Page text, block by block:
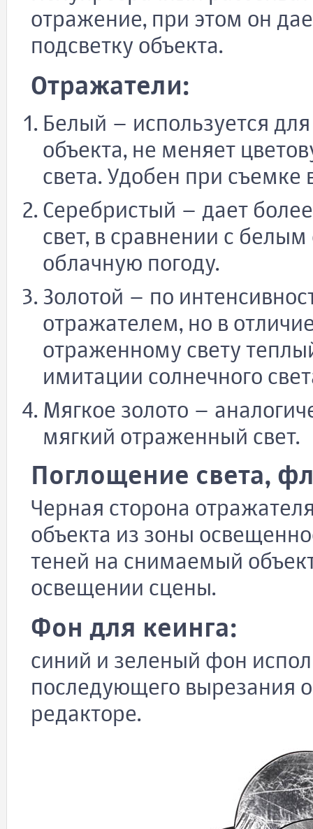
отражение, при этом он
подсветку объекта.
Отражатели:
Белый – используется
объекта, не меняет
света. Удобен при съемке
Серебристый – дает
свет, в сравнении с
облачную погоду.
Золотой – по
отражателем, но в
отраженному свету
имитации солнечного
Мягкое золото –
мягкий отраженный свет.
Поглощение света,
Черная сторона
объекта из зоны
теней на снимаемый
освещении сцены.
Фон для кеинга:
синий и зеленый фон
последующего вырезания
редакторе.